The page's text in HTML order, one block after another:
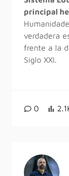
principal
verdadera
frente a la
Siglo XXI.
0